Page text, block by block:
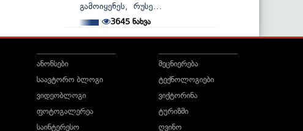
გამოიყენეს, რუსე...
3645 ნახვა
ანონსები
საავტორო ბლოგი
ვიდეობლოგი
ფოტოგალერეა
საინტერესო
მეცნიერება
ტექნოლოგიები
ვიქტორინა
ტურიზმი
ღვინო